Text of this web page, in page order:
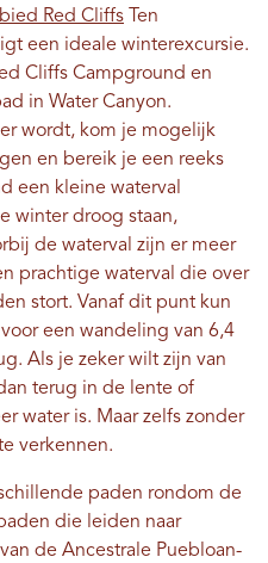
Red Cliffs Ten
een ideale winterexcursie.
Cliffs Campground en
in Water Canyon.
wordt, kom je mogelijk
en bereik je een reeks
een kleine waterval
winter droog staan,
de waterval zijn er meer
prachtige waterval die over
stort. Vanaf dit punt kun
een wandeling van 6,4
Als je zeker wilt zijn van
terug in de lente of
water is. Maar zelfs zonder
verkennen.
paden rondom de
die leiden naar
de Ancestrale Puebloan-